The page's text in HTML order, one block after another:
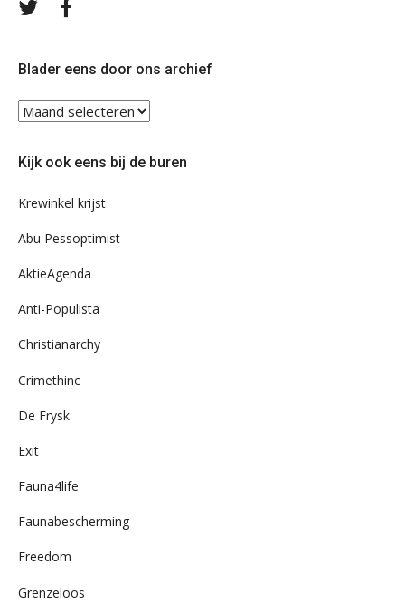
Volg
Blader eens door ons archief
Blader
eens
ons
Kijk ook eens bij de buren
Krewinkel krijst
Abu Pessoptimist
AktieAgenda
Anti-Populista
Christianarchy
Crimethinc
De Frysk
Exit
Fauna4life
Faunabescherming
Freedom
Grenzeloos